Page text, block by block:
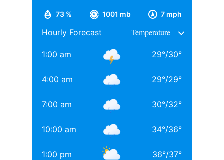
ऑफ कॉमर्स एंड इकोनॉमिक्स से ग्रेजुएशन पूरा किया, जहां उनके
साथ अनिल थडानी, करण जौहर और अभिषेक कपूर भी पढ़ाई कर
Daughters of Bollywood Actresses: मां से भी ज्यादा
खूबसूरत? इन 3 बॉलीवुड एक्ट्रेसेस की बेटियों ने लूटी महफिल
बॉलीवुड की 3 सबसे बड़ी हीरोइन्स जिनकी नानी-परनानी कोठे पर
नाचती थीं, नाम जानकर होगी हैरानी
Aditya chopra
73 % 1001 mb 7 mph
Hourly Forecast
1:00 am 29°/30°
4:00 am 29°/29°
7:00 am 30°/32°
10:00 am 34°/36°
1:00 pm 36°/37°